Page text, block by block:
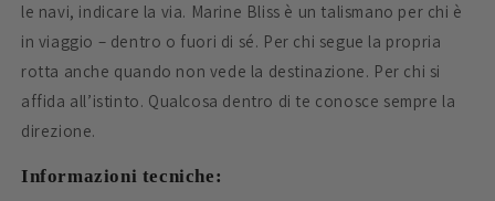
le navi, indicare la via. Marine Bliss è un talismano per chi è
in viaggio – dentro o fuori di sé. Per chi segue la propria
rotta anche quando non vede la destinazione. Per chi si
affida all’istinto. Qualcosa dentro di te conosce sempre la
direzione.
Informazioni tecniche: